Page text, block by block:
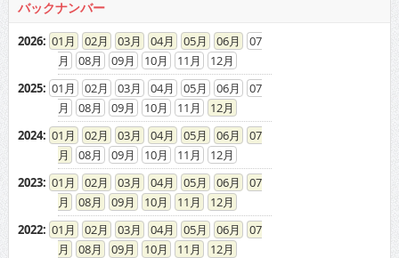
バックナンバー
2026: 01 02 03 04 05 06
07
08
09 10 11
12
2025: 01 02 03 04 05 06
07
08
09 10 11
12
2024: 01 02 03 04 05 06
07
08
09 10 11
12
2023: 01 02 03 04 05 06
07
08
09 10 11
12
2022: 01 02 03 04 05 06
07
08
09 10 11
12